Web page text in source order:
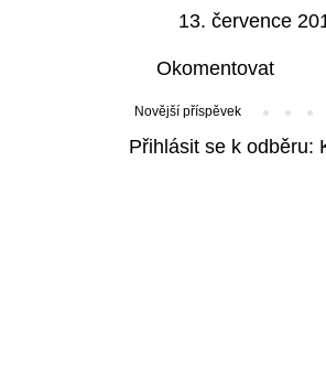
13. července
Okomentovat
Novější příspěvek
Přihlásit se k odběru: